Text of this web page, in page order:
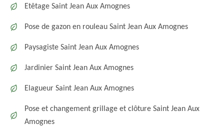
Etêtage Saint Jean Aux Amognes
Pose de gazon en rouleau Saint Jean Aux Amognes
Paysagiste Saint Jean Aux Amognes
Jardinier Saint Jean Aux Amognes
Elagueur Saint Jean Aux Amognes
Pose et changement grillage et clôture Saint Jean Aux
Amognes